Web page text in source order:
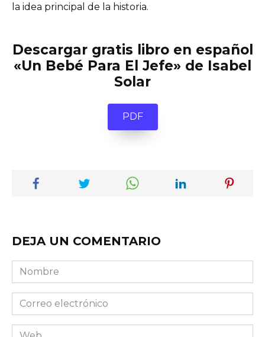
la idea principal de la historia.
Descargar gratis libro en español
«Un Bebé Para El Jefe» de Isabel
Solar
PDF
DEJA UN COMENTARIO
Nombre
Correo
electrónico
Web